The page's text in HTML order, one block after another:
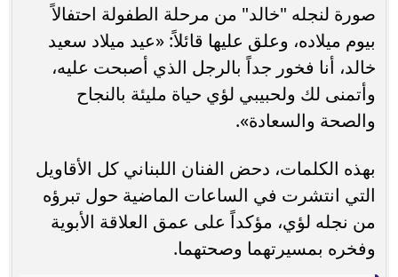
صورة لنجله "خالد" من مرحلة الطفولة احتفالاً
بيوم ميلاده، وعلق عليها قائلاً: «عيد ميلاد سعيد
خالد، أنا فخور جداً بالرجل الذي أصبحت عليه،
وأتمنى لك ولحبيبي لؤي حياة مليئة بالنجاح
والصحة والسعادة».
بهذه الكلمات، دحض الفنان اللبناني كل الأقاويل
التي انتشرت في الساعات الماضية حول تبرؤه
من نجله لؤي، مؤكداً على عمق العلاقة الأبوية
وفخره بمسيرتهما وصحتهما.